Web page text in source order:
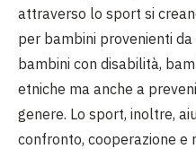
attraverso lo sport si
per bambini provenienti
bambini con disabilità,
etniche ma anche a
genere. Lo sport, inoltre,
confronto, cooperazione e